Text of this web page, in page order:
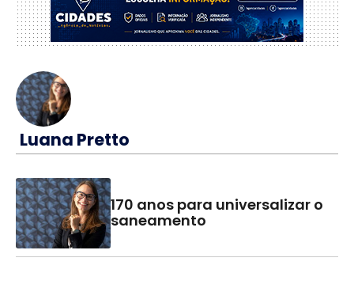
Luana Pretto
170 anos para universalizar o
saneamento